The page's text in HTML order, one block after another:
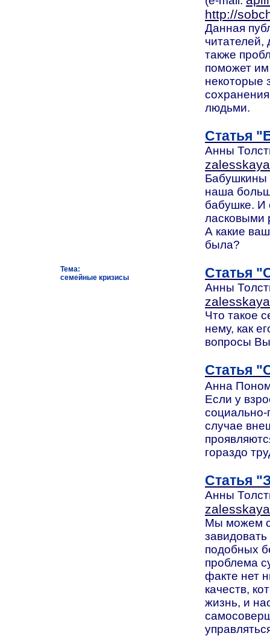
http://
Данная
читателей,
также
поможет им
некоторые
людьми.
Статья
Анны
Бабушкины
наша
бабушке. И
ласковыми
А какие
была?
Тема:
семейные кризисы
Статья
Анны
Что такое
нему, как
вопросы Вы
Статья
Анна
Если у
случае
гораздо
Статья
Анны
Мы можем
подобных
проблема
факте нет
качеств,
жизнь, и